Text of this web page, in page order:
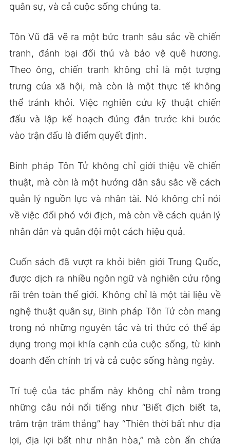
quân sự, và cả cuộc sống chúng ta.
Tôn Vũ đã vẽ ra một bức tranh sâu sắc về chiến
tranh, đánh bại đối thủ và bảo vệ quê hương.
Theo ông, chiến tranh không chỉ là một tượng
trưng của xã hội, mà còn là một thực tế không
thể tránh khỏi. Việc nghiên cứu kỹ thuật chiến
đấu và lập kế hoạch đúng đắn trước khi bước
vào trận đấu là điểm quyết định.
Binh pháp Tôn Tử không chỉ giới thiệu về chiến
thuật, mà còn là một hướng dẫn sâu sắc về cách
quản lý nguồn lực và nhân tài. Nó không chỉ nói
về việc đối phó với địch, mà còn về cách quản lý
nhân dân và quân đội một cách hiệu quả.
Cuốn sách đã vượt ra khỏi biên giới Trung Quốc,
được dịch ra nhiều ngôn ngữ và nghiên cứu rộng
rãi trên toàn thế giới. Không chỉ là một tài liệu về
nghệ thuật quân sự, Binh pháp Tôn Tử còn mang
trong nó những nguyên tắc và tri thức có thể áp
dụng trong mọi khía cạnh của cuộc sống, từ kinh
doanh đến chính trị và cả cuộc sống hàng ngày.
Trí tuệ của tác phẩm này không chỉ nằm trong
những câu nói nổi tiếng như “Biết địch biết ta,
trăm trận trăm thắng” hay “Thiên thời bất như địa
lợi, địa lợi bất như nhân hòa,” mà còn ẩn chứa